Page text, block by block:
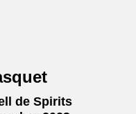
de Spirits